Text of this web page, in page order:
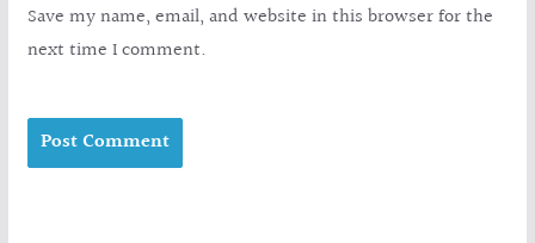
Save my name, email, and website in this browser for the
next time I comment.